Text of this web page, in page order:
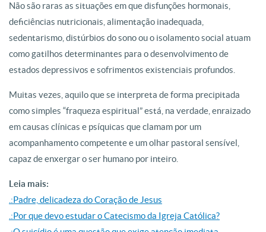
Não são raras as situações em que disfunções hormonais,
deficiências nutricionais, alimentação inadequada,
sedentarismo, distúrbios do sono ou o isolamento social atuam
como gatilhos determinantes para o desenvolvimento de
estados depressivos e sofrimentos existenciais profundos.
Muitas vezes, aquilo que se interpreta de forma precipitada
como simples “fraqueza espiritual” está, na verdade, enraizado
em causas clínicas e psíquicas que clamam por um
acompanhamento competente e um olhar pastoral sensível,
capaz de enxergar o ser humano por inteiro.
Leia mais:
.:Padre, delicadeza do Coração de Jesus
.:Por que devo estudar o Catecismo da Igreja Católica?